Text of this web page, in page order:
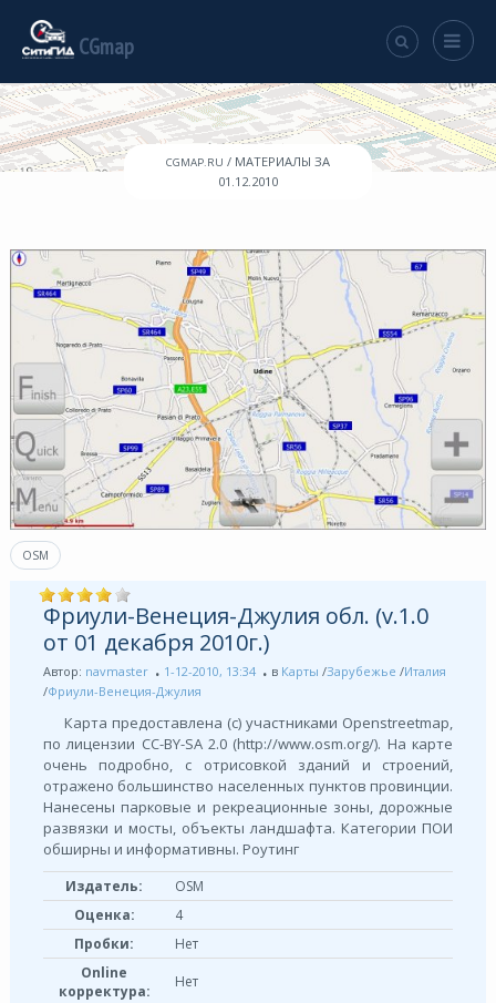
CGmap
CGMAP.RU / МАТЕРИАЛЫ ЗА
01.12.2010
OSM
Фриули-Венеция-Джулия обл. (v.1.0
от 01 декабря 2010г.)
Автор: navmaster 1-12-2010, 13:34 в Карты /Зарубежье /Италия
/Фриули-Венеция-Джулия
Карта предоставлена (с) участниками Openstreetmap,
по лицензии СС-BY-SA 2.0 (http://www.osm.org/). На карте
очень подробно, с отрисовкой зданий и строений,
отражено большинство населенных пунктов провинции.
Нанесены парковые и рекреационные зоны, дорожные
развязки и мосты, объекты ландшафта. Категории ПОИ
обширны и информативны. Роутинг
Издатель:
OSM
Оценка:
4
Пробки:
Нет
Online
корректура:
Нет